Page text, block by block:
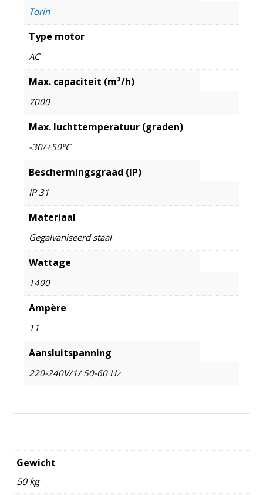
Torin
Type motor
AC
Max. capaciteit (m³/h)
7000
Max. luchttemperatuur (graden)
-30/+50ºC
Beschermingsgraad (IP)
IP 31
Materiaal
Gegalvaniseerd staal
Wattage
1400
Ampère
11
Aansluitspanning
220-240V/1/ 50-60 Hz
Gewicht
50 kg